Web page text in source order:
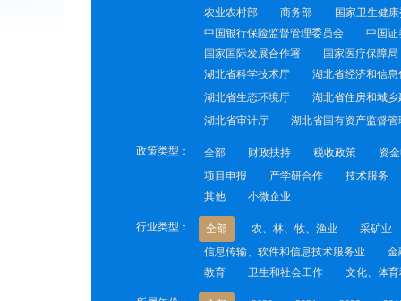
农业农村部
商务部 国家卫生健
中国银行保险监督管理委员会
中国证
国家国际发展合作署
国家医疗保障局
湖北省科学技术厅
湖北省经济和信息
湖北省生态环境厅
湖北省住房和城乡
湖北省审计厅
湖北省国有资产监督管
政策类型： 全部 财政扶持 税收政策 资
项目申报
产学研合作 技术服务
其他
小微企业
行业类型： 全部 农、林、牧、渔业 采矿业
信息传输、软件和信息技术服务业
金
教育
卫生和社会工作 文化、体